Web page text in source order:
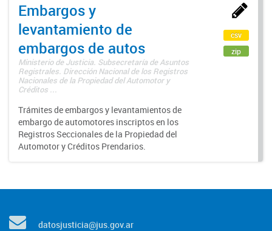
Embargos y
levantamiento de
embargos de autos
Ministerio de Justicia. Subsecretaría de Asuntos
Registrales. Dirección Nacional de los Registros
Nacionales de la Propiedad del Automotor y
Créditos ...
Trámites de embargos y levantamientos de
embargo de automotores inscriptos en los
Registros Seccionales de la Propiedad del
Automotor y Créditos Prendarios.
csv
zip
datosjusticia@jus.gov.ar